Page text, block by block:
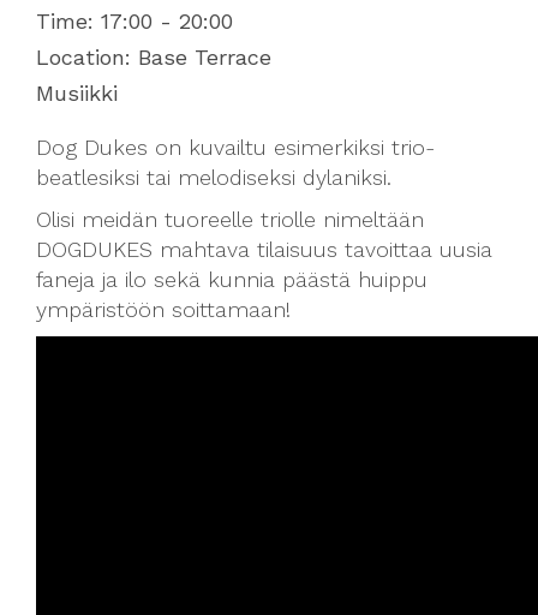
Time: 17:00 - 20:00
Location: Base Terrace
Musiikki
Dog Dukes on kuvailtu esimerkiksi trio-
beatlesiksi tai melodiseksi dylaniksi.
Olisi meidän tuoreelle triolle nimeltään
DOGDUKES mahtava tilaisuus tavoittaa uusia
faneja ja ilo sekä kunnia päästä huippu
ympäristöön soittamaan!